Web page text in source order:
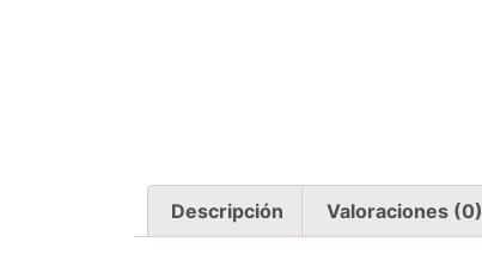
Descripción Valoraciones (0)